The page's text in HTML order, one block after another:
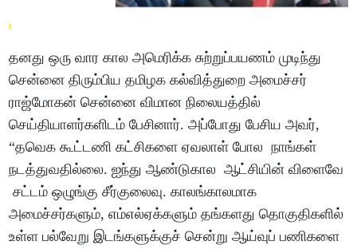
தனது ஒரு வார கால அமெரிக்க சுற்றுப்பயணம் முடிந்து
சென்னை திரும்பிய தமிழக கல்வித்துறை அமைச்சர்
ராஜ்மோகன் சென்னை விமான நிலையத்தில்
செய்தியாளர்களிடம் பேசினார். அப்போது பேசிய அவர்,
“தவெக கூட்டணி கட்சிகளை ஏவலாள் போல நாங்கள்
நடத்துவதில்லை. ஐந்து ஆண்டுகால ஆட்சியின் விளைவே
சட்டம் ஒழுங்கு சீர்குலைவு. காலங்காலமாக
அமைச்சர்களும், எம்எல்ஏக்களும் தங்களது தொகுதிகளில்
உள்ள பல்வேறு இடங்களுக்குச் சென்று ஆய்வுப் பணிகளை